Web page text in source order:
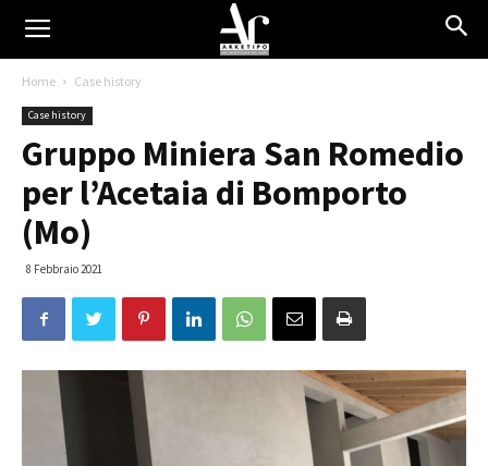
Home Case history
Case history
Gruppo Miniera San Romedio
per l’Acetaia di Bomporto
(Mo)
8 Febbraio 2021